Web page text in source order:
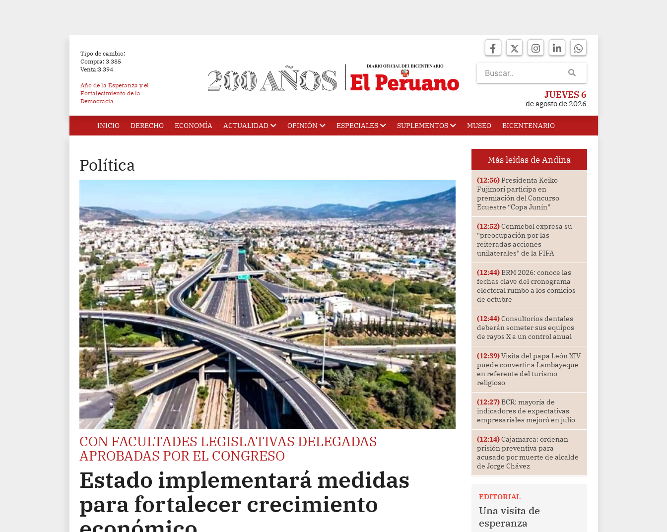
Tipo de cambio:
Compra: 3.385
Venta:3.394
Año de la Esperanza y el
Fortalecimiento de la
Democracia
JUEVES 6
de agosto de 2026
INICIO DERECHO ECONOMÍA ACTUALIDAD OPINIÓN ESPECIALES SUPLEMENTOS MUSEO BICENTENARIO
Política
CON FACULTADES LEGISLATIVAS DELEGADAS
APROBADAS POR EL CONGRESO
Estado implementará medidas
para fortalecer crecimiento
Más leídas de Andina
(12:56)Presidenta Keiko
Fujimori participa en
premiación del Concurso
Ecuestre “Copa Junín”
(12:52)Conmebol expresa su
"preocupación por las
reiteradas acciones
unilaterales" de la FIFA
(12:44)ERM 2026: conoce las
fechas clave del cronograma
electoral rumbo a los comicios
de octubre
(12:44)Consultorios dentales
deberán someter sus equipos
de rayos X a un control anual
(12:39)Visita del papa León XIV
puede convertir a Lambayeque
en referente del turismo
religioso
(12:27)BCR: mayoría de
indicadores de expectativas
empresariales mejoró en julio
(12:14)Cajamarca: ordenan
prisión preventiva para
acusado por muerte de alcalde
de Jorge Chávez
EDITORIAL
Una visita de
esperanza